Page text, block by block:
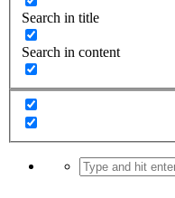
Search in title
Search in content